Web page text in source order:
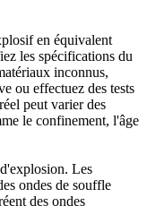
en équivalent
les spécifications du
inconnus,
ou effectuez des tests
peut varier des
le confinement, l'âge
Les
ondes de souffle
des ondes